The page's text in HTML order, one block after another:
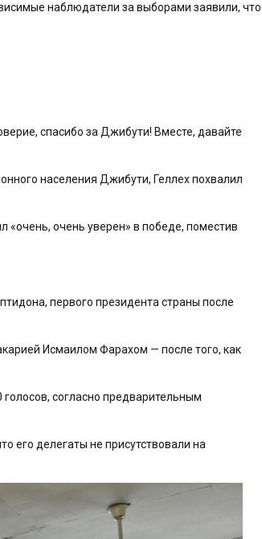
наблюдатели за выборами заявили, что
спасибо за Джибути! Вместе, давайте
населения Джибути, Геллех похвалил
очень уверен» в победе, поместив
первого президента страны после
Исмаилом Фарахом — после того, как
согласно предварительным
его делегаты не присутствовали на